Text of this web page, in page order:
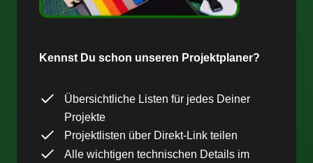
Kennst Du schon unseren Projektplaner?
Übersichtliche Listen für jedes Deiner
Projekte
Projektlisten über Direkt-Link teilen
Alle wichtigen technischen Details im